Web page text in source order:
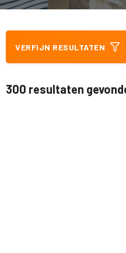
VERFIJN RESULTATEN
300 resultaten